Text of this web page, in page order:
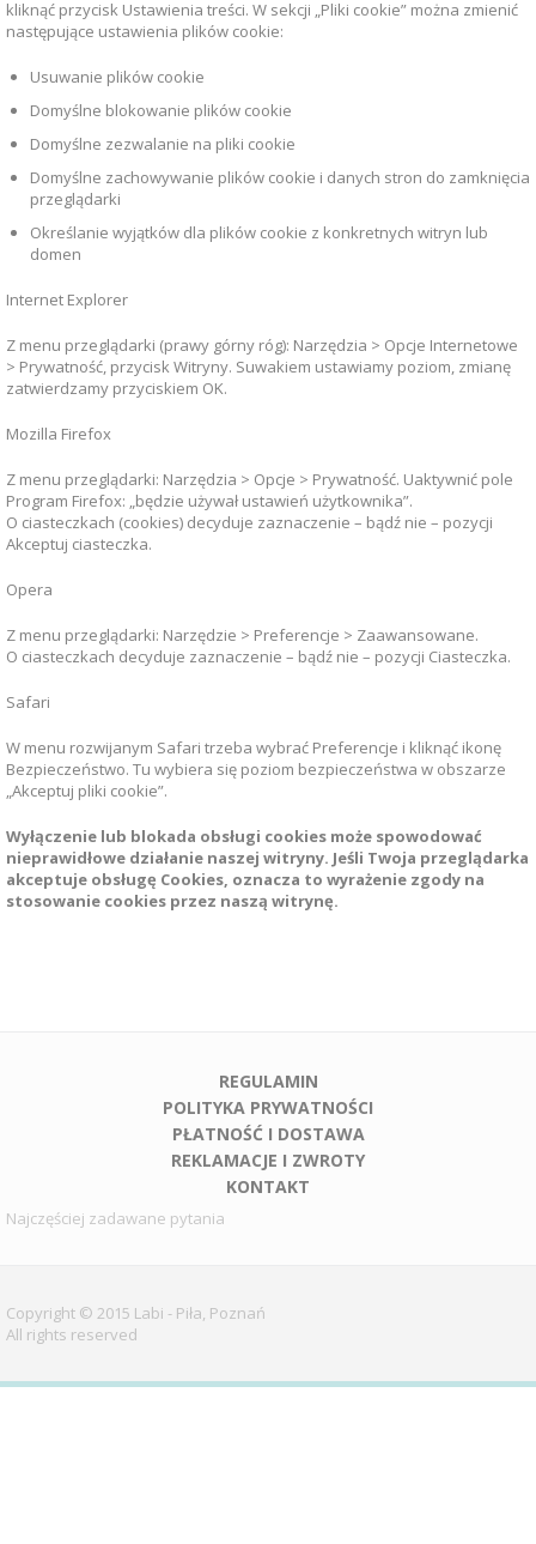
kliknąć przycisk Ustawienia treści. W sekcji „Pliki cookie” można zmienić
następujące ustawienia plików cookie:
Usuwanie plików cookie
Domyślne blokowanie plików cookie
Domyślne zezwalanie na pliki cookie
Domyślne zachowywanie plików cookie i danych stron do zamknięcia
przeglądarki
Określanie wyjątków dla plików cookie z konkretnych witryn lub
domen
Internet Explorer
Z menu przeglądarki (prawy górny róg): Narzędzia > Opcje Internetowe
> Prywatność, przycisk Witryny. Suwakiem ustawiamy poziom, zmianę
zatwierdzamy przyciskiem OK.
Mozilla Firefox
Z menu przeglądarki: Narzędzia > Opcje > Prywatność. Uaktywnić pole
Program Firefox: „będzie używał ustawień użytkownika”.
O ciasteczkach (cookies) decyduje zaznaczenie – bądź nie – pozycji
Akceptuj ciasteczka.
Opera
Z menu przeglądarki: Narzędzie > Preferencje > Zaawansowane.
O ciasteczkach decyduje zaznaczenie – bądź nie – pozycji Ciasteczka.
Safari
W menu rozwijanym Safari trzeba wybrać Preferencje i kliknąć ikonę
Bezpieczeństwo. Tu wybiera się poziom bezpieczeństwa w obszarze
„Akceptuj pliki cookie”.
Wyłączenie lub blokada obsługi cookies może spowodować
nieprawidłowe działanie naszej witryny. Jeśli Twoja przeglądarka
akceptuje obsługę Cookies, oznacza to wyrażenie zgody na
stosowanie cookies przez naszą witrynę.
REGULAMIN
POLITYKA PRYWATNOŚCI
PŁATNOŚĆ I DOSTAWA
REKLAMACJE I ZWROTY
KONTAKT
Najczęściej zadawane pytania
Copyright © 2015 Labi - Piła, Poznań
All rights reserved